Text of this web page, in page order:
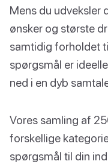
Mens du udveksler
ønsker og største
samtidig forholdet
spørgsmål er
ned i en dyb
Vores samling af
forskellige
spørgsmål til din